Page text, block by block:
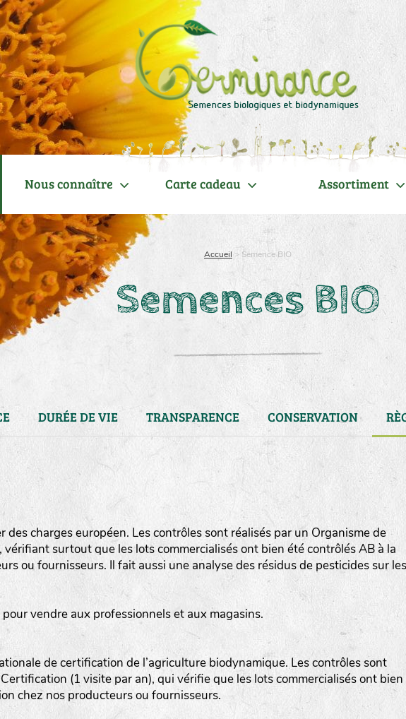
Nous connaître Carte cadeau Assortiment
Accueil > Semence BIO
Semences BIO
DURÉE DE VIE TRANSPARENCE CONSERVATION
LA RÉFÉRENCE :
20BPA1A (en haut à gauche)
F : Fleurs.
Les autres catégories étant :
E: Engrais vert
L: Légumes
: Aromatiques
des charges européen. Les contrôles sont réalisés par un Organisme de
surtout que les lots commercialisés ont bien été contrôlés AB à la
ou fournisseurs. Il fait aussi une analyse des résidus de pesticides sur les
vendre aux professionnels et aux magasins.
de certification de l’agriculture biodynamique. Les contrôles sont
(1 visite par an), qui vérifie que les lots commercialisés ont bien
chez nos producteurs ou fournisseurs.